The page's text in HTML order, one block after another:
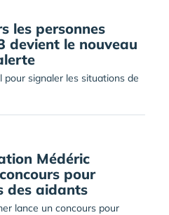
les personnes
devient le nouveau
signaler les situations de
Médéric
pour
des aidants
lance un concours pour